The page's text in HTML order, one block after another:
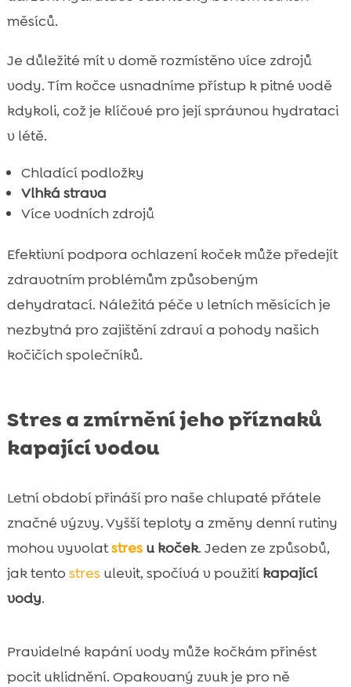
měsíců.
Je důležité mít v domě rozmístěno více zdrojů
vody. Tím kočce usnadníme přístup k pitné vodě
kdykoli, což je klíčové pro její správnou hydrataci
v létě.
Chladící podložky
Vlhká strava
Více vodních zdrojů
Efektivní podpora ochlazení koček může předejít
zdravotním problémům způsobeným
dehydratací. Náležitá péče v letních měsících je
nezbytná pro zajištění zdraví a pohody našich
kočičích společníků.
Stres a zmírnění jeho příznaků
kapající vodou
Letní období přináší pro naše chlupaté přátele
značné výzvy. Vyšší teploty a změny denní rutiny
mohou vyvolatstresu koček. Jeden ze způsobů,
jak tento stres ulevit, spočívá v použití kapající
vody.
Pravidelné kapání vody může kočkám přinést
pocit uklidnění. Opakovaný zvuk je pro ně